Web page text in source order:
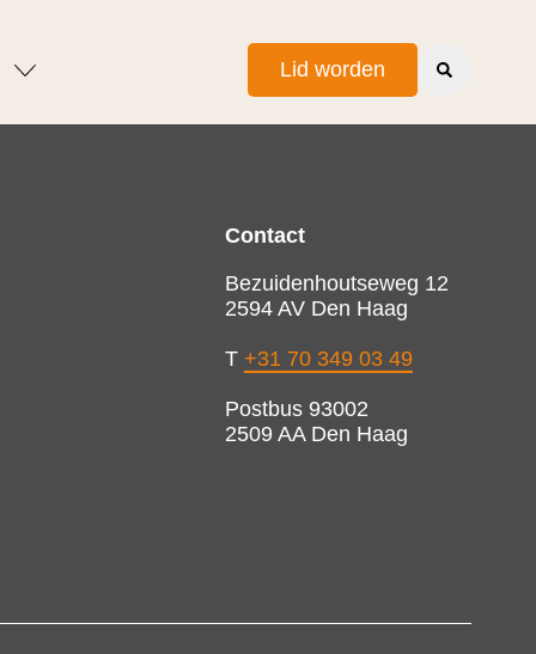
Lid worden
Contact
Bezuidenhoutseweg 12
2594 AV Den Haag
T +31 70 349 03 49
Postbus 93002
2509 AA Den Haag